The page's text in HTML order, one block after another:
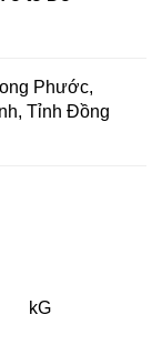
Phước,
Tỉnh Đồng
kG